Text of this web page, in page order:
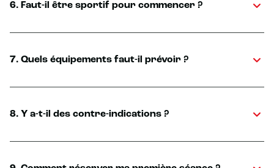
6. Faut-il être sportif pour commencer ?
7. Quels équipements faut-il prévoir ?
8. Y a-t-il des contre-indications ?